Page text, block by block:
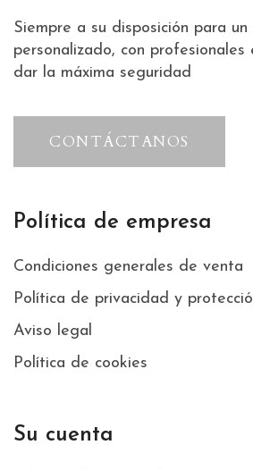
Siempre a su disposición para
personalizado, con profesionales
dar la máxima seguridad
CONTÁCTANOS
Política de empresa
Condiciones generales de venta
Política de privacidad y
Aviso legal
Política de cookies
Su cuenta